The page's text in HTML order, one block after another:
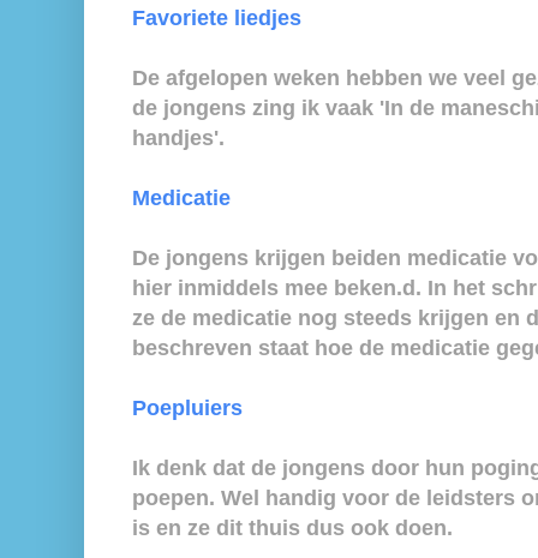
Favoriete liedjes
De afgelopen weken hebben we veel
de jongens zing ik vaak 'In de
handjes'.
Medicatie
De jongens krijgen beiden medicatie
hier inmiddels mee beken.d. In het
ze de medicatie nog steeds krijgen en
beschreven staat hoe de medicatie
Poepluiers
Ik denk dat de jongens door hun
poepen. Wel handig voor de leidsters
is en ze dit thuis dus ook doen.